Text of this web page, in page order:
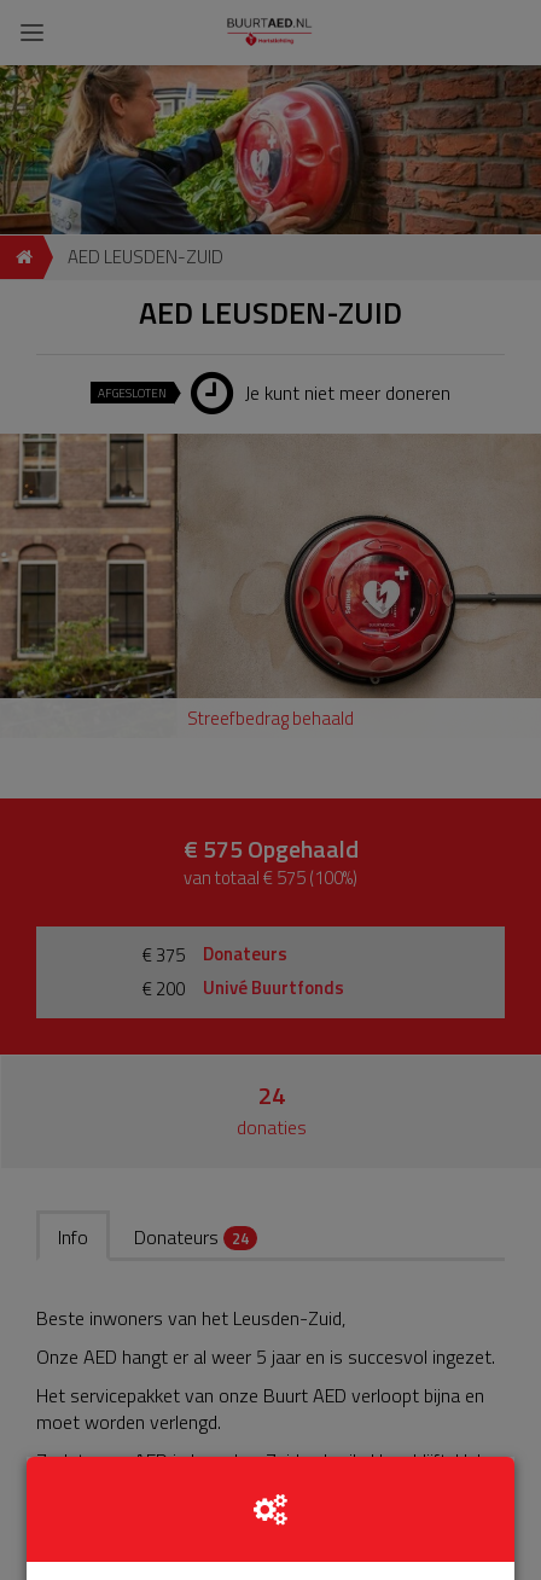
AED LEUSDEN-ZUID
AED LEUSDEN-ZUID
AFGESLOTEN Je kunt niet meer doneren
Streefbedrag behaald
€ 575Opgehaald
van totaal € 575 (100%)
€ 375
Donateurs
€ 200
Univé Buurtfonds
24
donaties
Info Donateurs 24
Beste inwoners van het Leusden-Zuid,
Onze AED hangt er al weer 5 jaar en is succesvol ingezet.
Het servicepakket van onze Buurt AED verloopt bijna en
moet worden verlengd.
Zodat onze AED in Leusden-Zuid gebruiksklaar blijft. Help
Doneer voor ons servicepakket!
Dit pakket houdt in o.a. assistentie bij storingen, regulier